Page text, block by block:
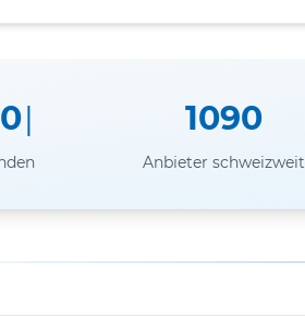
1090
Anbieter schweizweit